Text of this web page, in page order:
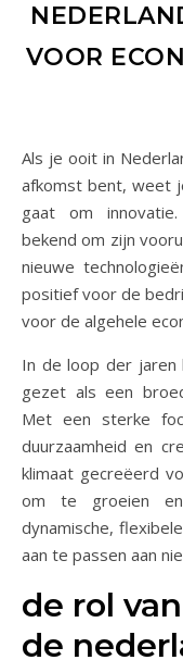
VOOR
Als je ooit in Nederland bent geweest of van Nederlandse
afkomst bent, weet
gaat om
bekend om zijn
nieuwe
positief voor de
voor de algehele
In de loop der jaren
gezet als een
Met een sterke
duurzaamheid en
klimaat gecreëerd
om te groeien
dynamische,
aan te passen aan
de rol
de